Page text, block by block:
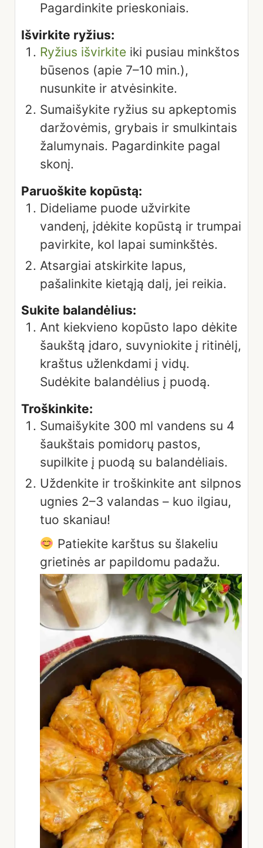
Pagardinkite prieskoniais.
Išvirkite ryžius:
Ryžius išvirkite iki pusiau minkštos
būsenos (apie 7–10 min.),
nusunkite ir atvėsinkite.
Sumaišykite ryžius su apkeptomis
daržovėmis, grybais ir smulkintais
žalumynais. Pagardinkite pagal
skonį.
Paruoškite kopūstą:
Dideliame puode užvirkite
vandenį, įdėkite kopūstą ir trumpai
pavirkite, kol lapai suminkštės.
Atsargiai atskirkite lapus,
pašalinkite kietąją dalį, jei reikia.
Sukite balandėlius:
Ant kiekvieno kopūsto lapo dėkite
šaukštą įdaro, suvyniokite į ritinėlį,
kraštus užlenkdami į vidų.
Sudėkite balandėlius į puodą.
Troškinkite:
Sumaišykite 300 ml vandens su 4
šaukštais pomidorų pastos,
supilkite į puodą su balandėliais.
Uždenkite ir troškinkite ant silpnos
ugnies 2–3 valandas – kuo ilgiau,
tuo skaniau!
Patiekite karštus su šlakeliu
grietinės ar papildomu padažu.